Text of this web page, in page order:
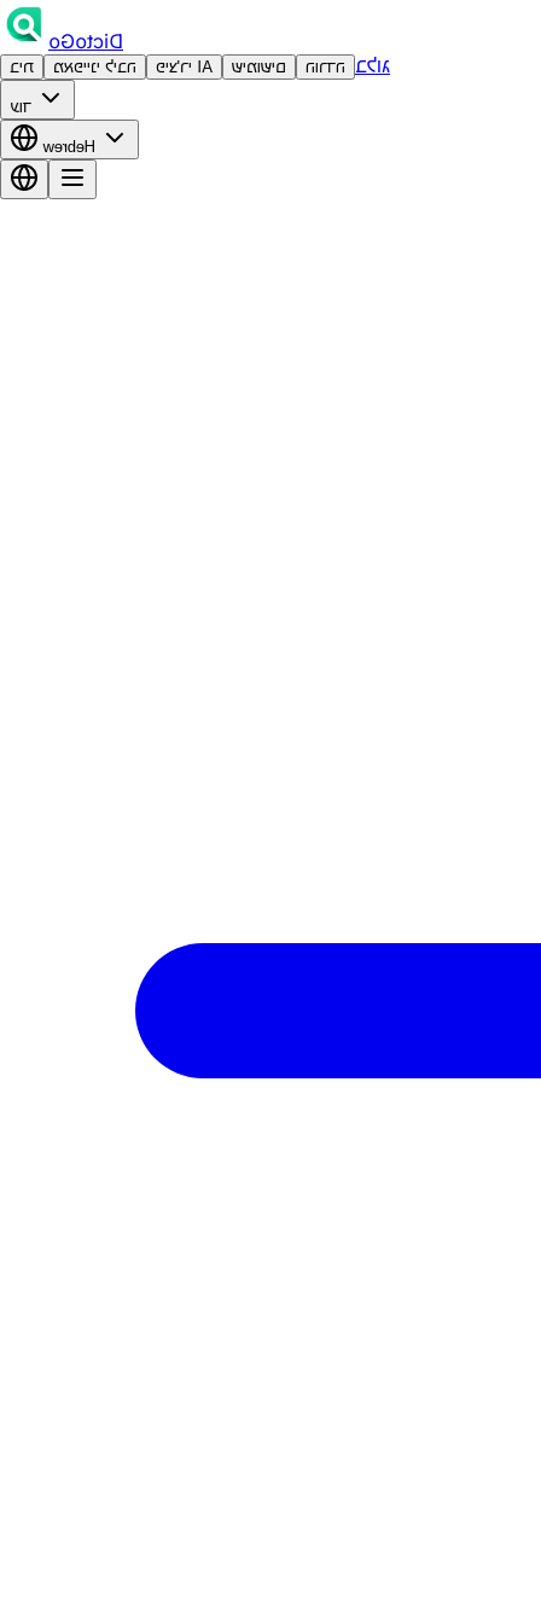
DictoGo
בית מאפייני ליבה פיצ'רי AI שימושים הורדה בלוג
עוד
Hebrew